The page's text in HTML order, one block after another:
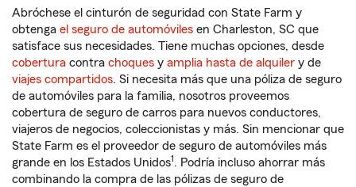
Abróchese el cinturón de seguridad con State Farm y
obtenga el seguro de automóviles en Charleston, SC que
satisface sus necesidades. Tiene muchas opciones, desde
cobertura contra choques y amplia hasta de alquiler y de
viajes compartidos. Si necesita más que una póliza de seguro
de automóviles para la familia, nosotros proveemos
cobertura de seguro de carros para nuevos conductores,
viajeros de negocios, coleccionistas y más. Sin mencionar que
State Farm es el proveedor de seguro de automóviles más
grande en los Estados Unidos1 . Podría incluso ahorrar más
combinando la compra de las pólizas de seguro de